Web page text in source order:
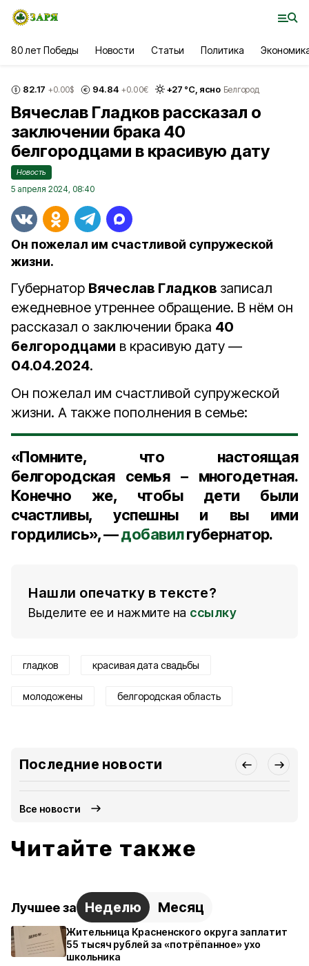
80 лет Победы Новости Статьи Политика
82.17 +0.00$ 94.84 +0.00€ +27 °С, ясно Белгород
Вячеслав Гладков рассказал о
заключении брака 40
белгородцами в красивую дату
Новость
5 апреля 2024, 08:40
Он пожелал им счастливой супружеской
жизни.
Губернатор Вячеслав Гладков записал
ежедневное утреннее обращение. В нём он
рассказал о заключении брака 40
белгородцами в красивую дату —
04.04.2024.
Он пожелал им счастливой супружеской
жизни. А также пополнения в семье:
«Помните, что настоящая
белгородская семья – многодетная.
Конечно же, чтобы дети были
счастливы, успешны и вы ими
гордились», —добавилгубернатор.
Нашли опечатку в тексте?
Выделите ее и нажмите на ссылку
гладков красивая дата свадьбы
молодожены белгородская область
Последние новости
Все новости
Читайте также
Лучшее за Неделю Месяц
Жительница Красненского округа заплатит
55 тысяч рублей за «потрёпанное» ухо
школьника